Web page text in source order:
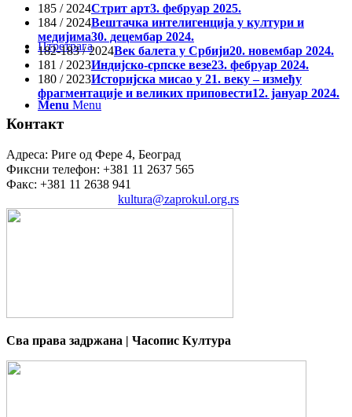
Птретрага
Menu Menu
185 / 2024Стрит арт3. фебруар 2025.
184 / 2024Вештачка интелигенција у култури и
медијима30. децембар 2024.
182-183 / 2024Век балета у Србији20. новембар 2024.
181 / 2023Индијско-српске везе23. фебруар 2024.
180 / 2023Историјска мисао у 21. веку – између
фрагментације и великих приповести12. јануар 2024.
Контакт
Адреса: Риге од Фере 4, Београд
Фиксни телефон: +381 11 2637 565
Факс: +381 11 2638 941
kultura@zaprokul.org.rs
Сва права задржана | Часопис Култура